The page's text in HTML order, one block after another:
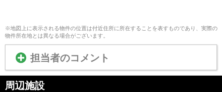
※地図上に表示される物件の位置は付近住所に所在することを表すものであり、実際の
物件所在地とは異なる場合がございます。
担当者のコメント
周辺施設